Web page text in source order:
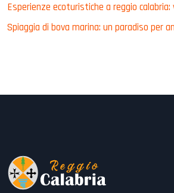
Esperienze ecoturistiche a reggio
Spiaggia di bova marina: un paradiso per